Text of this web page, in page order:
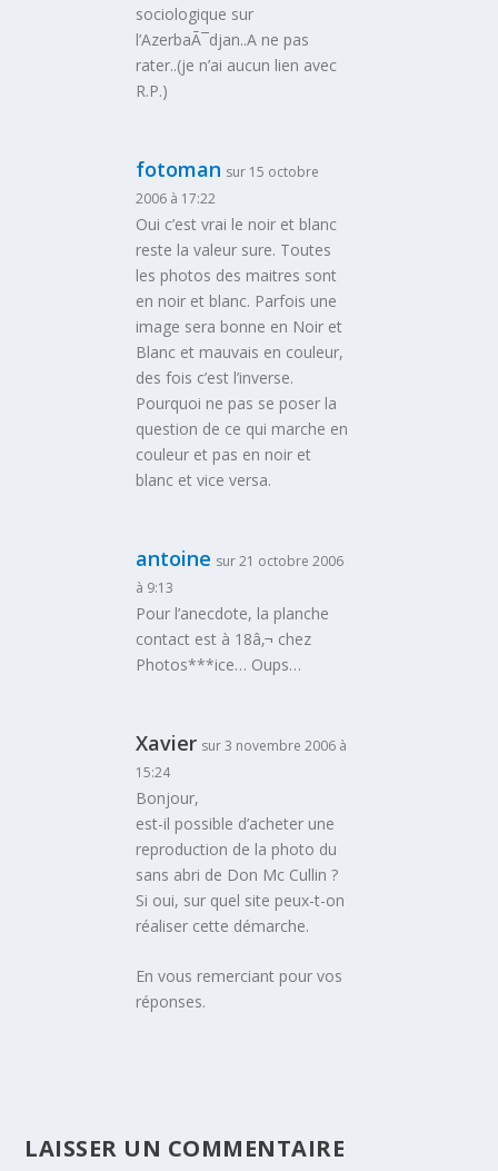
sociologique sur
l’AzerbaÃ¯djan..A ne pas
rater..(je n’ai aucun lien avec
R.P.)
fotoman sur 15 octobre
2006 à 17:22
Oui c’est vrai le noir et blanc
reste la valeur sure. Toutes
les photos des maitres sont
en noir et blanc. Parfois une
image sera bonne en Noir et
Blanc et mauvais en couleur,
des fois c’est l’inverse.
Pourquoi ne pas se poser la
question de ce qui marche en
couleur et pas en noir et
blanc et vice versa.
antoine sur 21 octobre 2006
à 9:13
Pour l’anecdote, la planche
contact est à 18â‚¬ chez
Photos***ice… Oups…
Xavier sur 3 novembre 2006 à
15:24
Bonjour,
est-il possible d’acheter une
reproduction de la photo du
sans abri de Don Mc Cullin ?
Si oui, sur quel site peux-t-on
réaliser cette démarche.
En vous remerciant pour vos
réponses.
LAISSER UN COMMENTAIRE